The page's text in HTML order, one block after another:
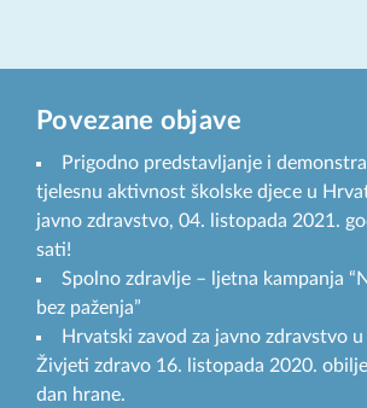
Povezane objave
Prigodno predstavljanje i
tjelesnu aktivnost školske djece u
javno zdravstvo, 04. listopada 2021.
sati!
Spolno zdravlje – ljetna kampanja
bez paženja”
Hrvatski zavod za javno zdravstvo
Živjeti zdravo 16. listopada 2020.
dan hrane.